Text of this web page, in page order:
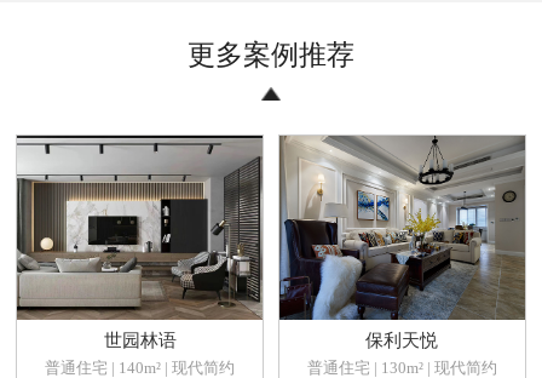
更多案例推荐
世园林语
普通住宅 | 140m² | 现代简约
保利天悦
普通住宅 | 130m² | 现代简约